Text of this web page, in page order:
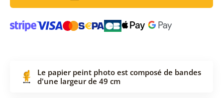
Le papier peint photo est composé de bandes
d'une largeur de 49 cm